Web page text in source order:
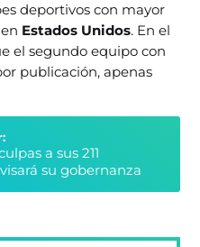
deportivos con mayor
Estados Unidos. En el
el segundo equipo con
publicación, apenas
a sus 211
su gobernanza